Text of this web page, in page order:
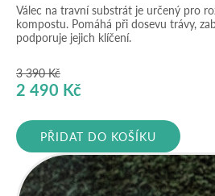
Válec na travní substrát je určený pro
kompostu. Pomáhá při dosevu trávy,
podporuje jejich klíčení.
3 390Kč
Původní
byla:
3
390 Kč.
2 490 Kč
je:
2
490 Kč.
PŘIDAT DO KOŠÍKU